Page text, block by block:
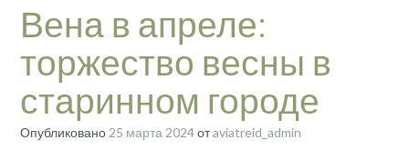
Вена в апреле:
торжество весны в
старинном городе
Опубликовано 25 марта 2024отaviatreid_admin